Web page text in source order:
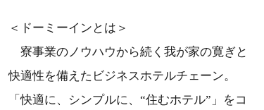
＜ドーミーインとは＞
寮事業のノウハウから続く我が家の寛ぎと
快適性を備えたビジネスホテルチェーン。
「快適に、シンプルに、“住むホテル”」をコ